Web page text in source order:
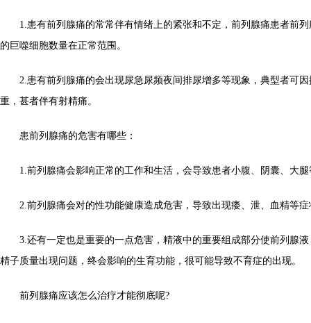
1.患有前列腺痛的常常伴有情绪上的紧张和不定，前列腺痛患者前列
的巨噬细胞数量在正常范围。
2.患有前列腺痛的会出现尿急尿频夜间排尿增多等现象，典型者可因
重，甚者伴有射精痛。
患前列腺痛的危害有哪些：
1.前列腺痛会影响正常的工作和生活，会导致患者小腹、阴囊、大腿
2.前列腺痛会对的性功能健康造成危害，导致出现痿、泄、血精等症
3.还有一定也是重要的一点危害，精液中的重要组成部分使前列腺液
精子质量出现问题，终会影响的生育功能，很可能导致不育症的出现。
前列腺痛应该怎么治疗才能彻底呢?